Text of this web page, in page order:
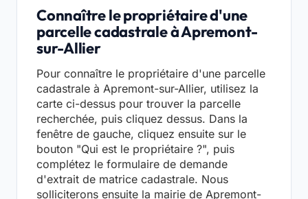
Connaître le propriétaire d'une
parcelle cadastrale à Apremont-
sur-Allier
Pour connaître le propriétaire d'une parcelle
cadastrale à Apremont-sur-Allier, utilisez la
carte ci-dessus pour trouver la parcelle
recherchée, puis cliquez dessus. Dans la
fenêtre de gauche, cliquez ensuite sur le
bouton "Qui est le propriétaire ?", puis
complétez le formulaire de demande
d'extrait de matrice cadastrale. Nous
solliciterons ensuite la mairie de Apremont-